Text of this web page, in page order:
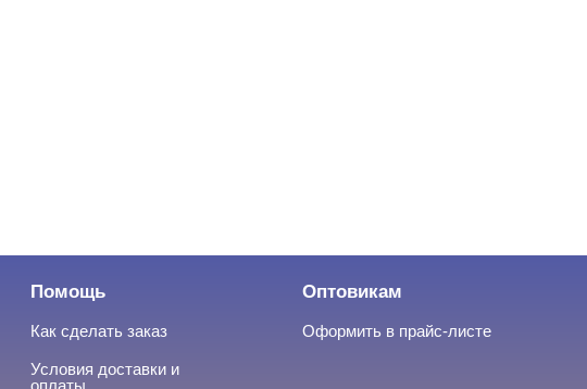
Помощь
Как сделать заказ
Условия доставки и
оплаты
Оптовикам
Оформить в прайс-листе